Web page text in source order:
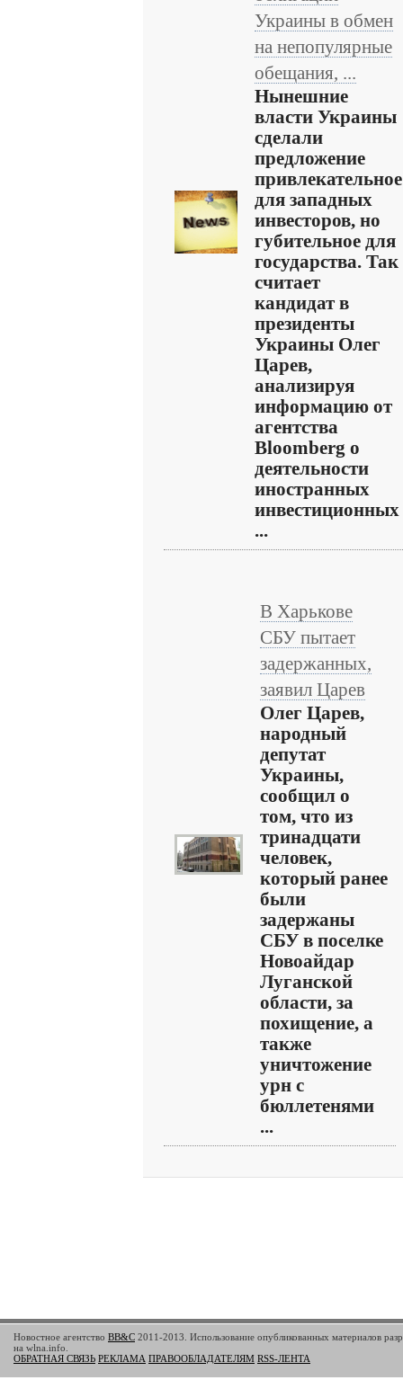
Украины в обмен
на непопулярные
обещания, ...
Нынешние
власти Украины
сделали
предложение
привлекательное
для западных
инвесторов, но
губительное для
государства. Так
считает
кандидат в
президенты
Украины Олег
Царев,
анализируя
информацию от
агентства
Bloomberg о
деятельности
иностранных
инвестиционных
...
В Харькове
СБУ пытает
задержанных,
заявил Царев
Олег Царев,
народный
депутат
Украины,
сообщил о
том, что из
тринадцати
человек,
который ранее
были
задержаны
СБУ в поселке
Новоайдар
Луганской
области, за
похищение, а
также
уничтожение
урн с
бюллетенями
...
Новостное агентство BB&C 2011-2013. Использование опубликованных материалов
на wlna.info.
ОБРАТНАЯ СВЯЗЬ РЕКЛАМА ПРАВООБЛАДАТЕЛЯМ RSS-ЛЕНТА